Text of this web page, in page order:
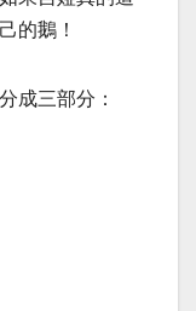
的鵝！
成三部分：